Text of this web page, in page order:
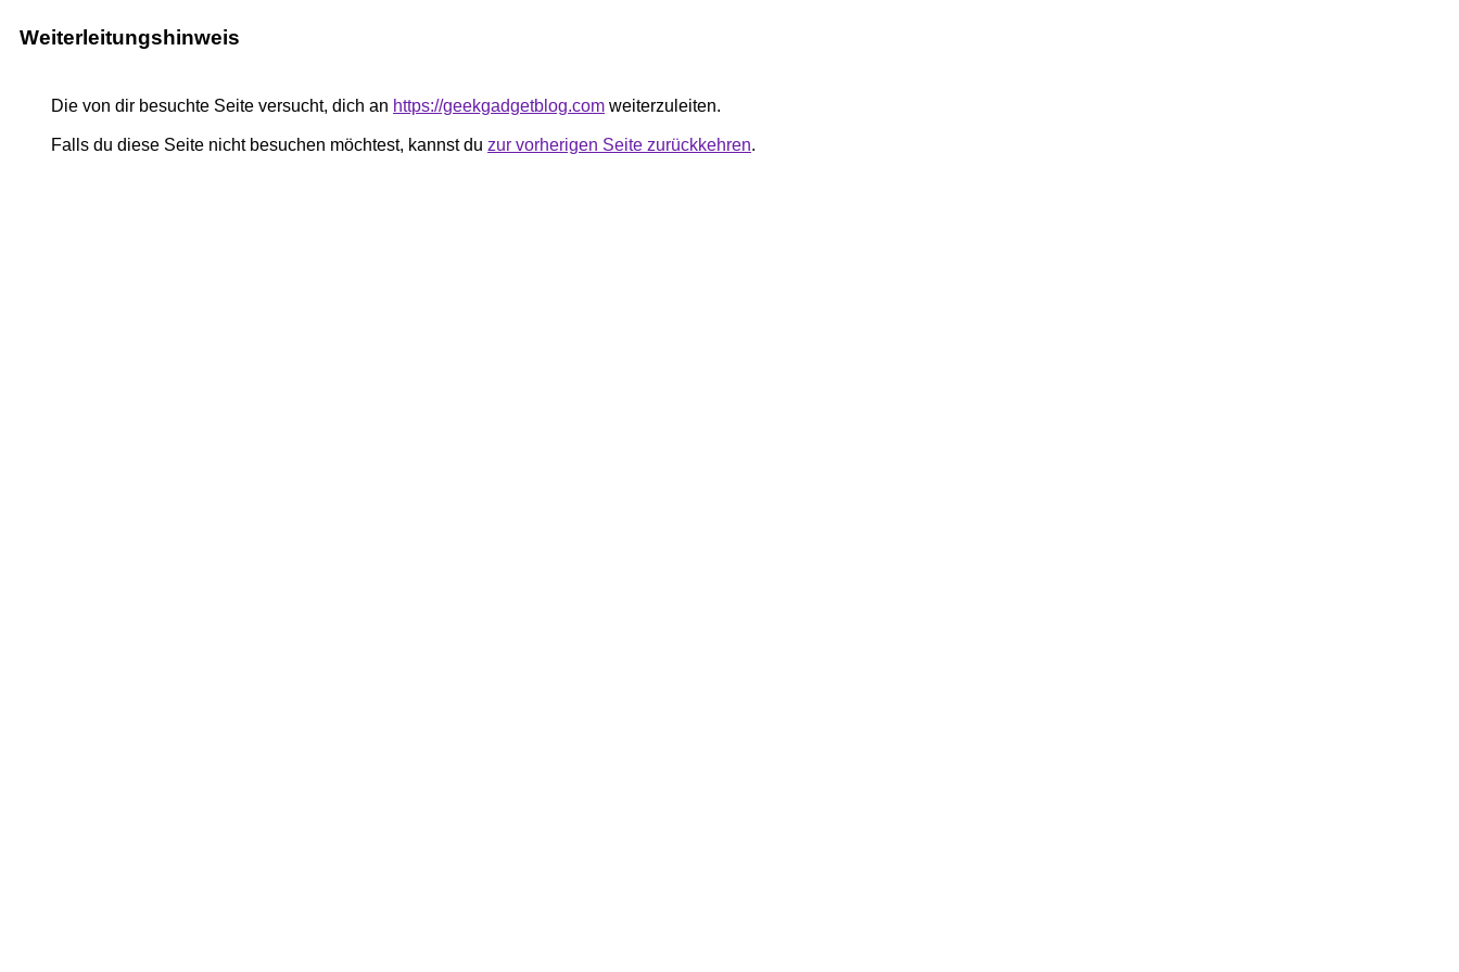
Weiterleitungshinweis
Die von dir besuchte Seite versucht, dich an https://geekgadgetblog.com weiterzuleiten.
Falls du diese Seite nicht besuchen möchtest, kannst du zur vorherigen Seite zurückkehren.